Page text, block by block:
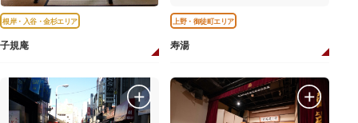
根岸・入谷・金杉エリア
子規庵
上野・御徒町エリア
寿湯